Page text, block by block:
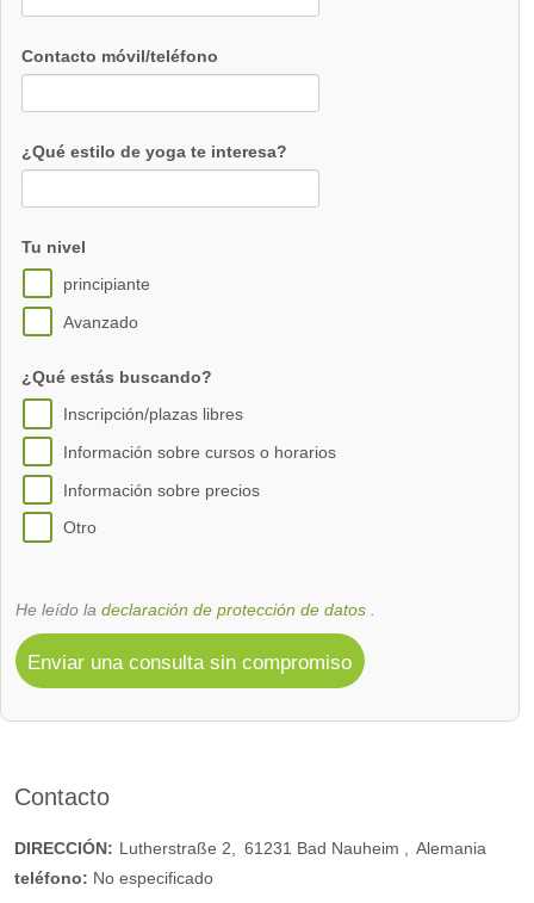
Contacto móvil/teléfono
¿Qué estilo de yoga te interesa?
Tu nivel
principiante
Avanzado
¿Qué estás buscando?
Inscripción/plazas libres
Información sobre cursos o horarios
Información sobre precios
Otro
He leído la declaración de protección de datos .
Enviar una consulta sin compromiso
Contacto
DIRECCIÓN: Lutherstraße 2 61231 Bad Nauheim
Alemania
teléfono: No especificado